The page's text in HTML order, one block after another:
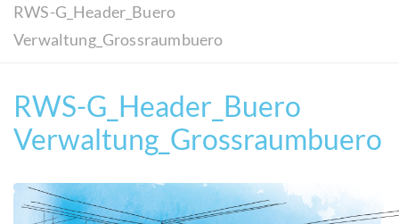
RWS-G_Header_Buero
Verwaltung_Grossraumbuero
RWS-G_Header_Buero
Verwaltung_Grossraumbuero